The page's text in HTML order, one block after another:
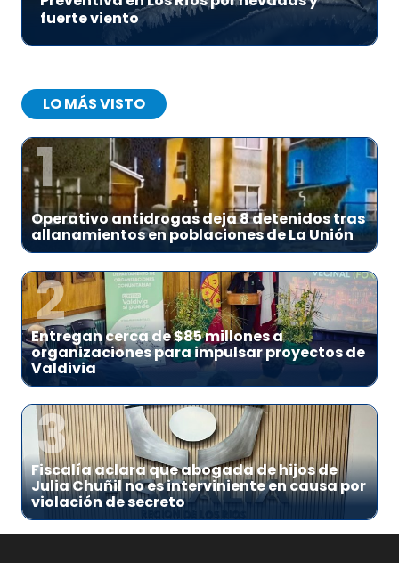
fuerte viento
LO MÁS VISTO
1
Operativo antidrogas deja 8 detenidos tras
allanamientos en poblaciones de La Unión
2
Entregan cerca de $85 millones a
organizaciones para impulsar proyectos de
Valdivia
3
Fiscalía aclara que abogada de hijos de
Julia Chuñil no es interviniente en causa por
violación de secreto